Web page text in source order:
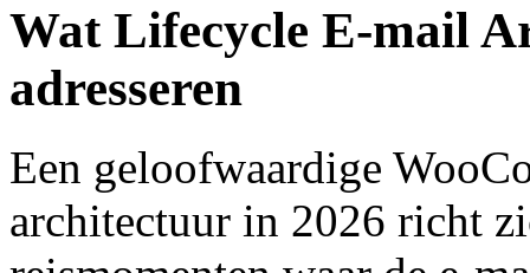
Wat Lifecycle E-mail
adresseren
Een geloofwaardige
architectuur in 2026 richt